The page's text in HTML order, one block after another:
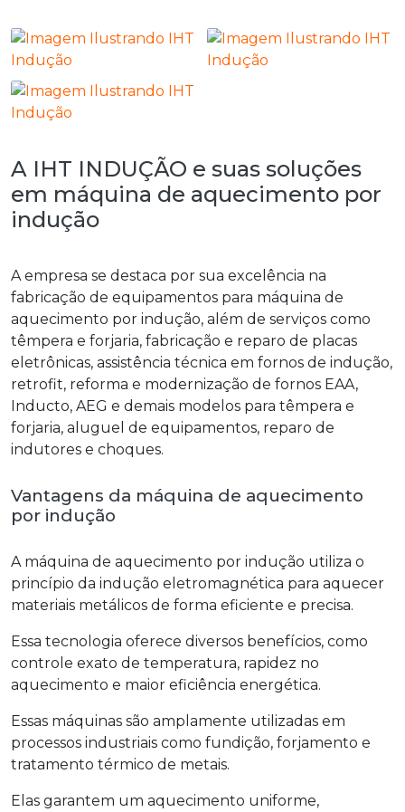
A IHT INDUÇÃO e suas soluções
em máquina de aquecimento por
indução
A empresa se destaca por sua excelência na
fabricação de equipamentos para máquina de
aquecimento por indução, além de serviços como
têmpera e forjaria, fabricação e reparo de placas
eletrônicas, assistência técnica em fornos de indução,
retrofit, reforma e modernização de fornos EAA,
Inducto, AEG e demais modelos para têmpera e
forjaria, aluguel de equipamentos, reparo de
indutores e choques.
Vantagens da máquina de aquecimento
por indução
A máquina de aquecimento por indução utiliza o
princípio da indução eletromagnética para aquecer
materiais metálicos de forma eficiente e precisa.
Essa tecnologia oferece diversos benefícios, como
controle exato de temperatura, rapidez no
aquecimento e maior eficiência energética.
Essas máquinas são amplamente utilizadas em
processos industriais como fundição, forjamento e
tratamento térmico de metais.
Elas garantem um aquecimento uniforme,